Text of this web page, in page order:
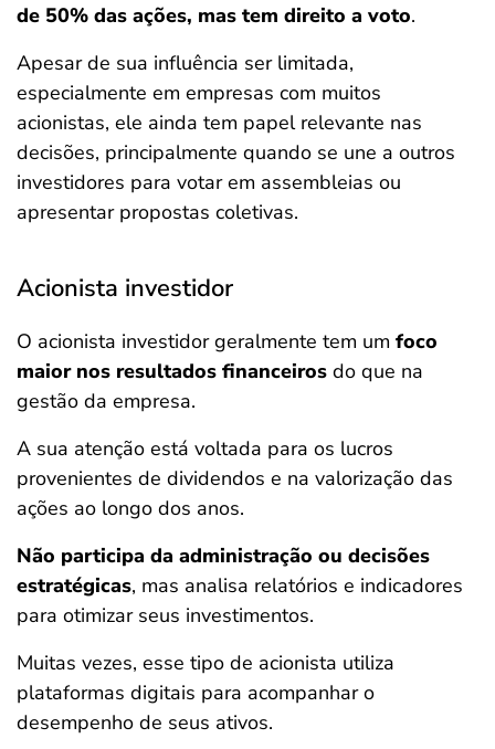
de 50% das ações, mas tem direito a voto.
Apesar de sua influência ser limitada,
especialmente em empresas com muitos
acionistas, ele ainda tem papel relevante nas
decisões, principalmente quando se une a outros
investidores para votar em assembleias ou
apresentar propostas coletivas.
Acionista investidor
O acionista investidor geralmente tem um foco
maior nos resultados financeiros do que na
gestão da empresa.
A sua atenção está voltada para os lucros
provenientes de dividendos e na valorização das
ações ao longo dos anos.
Não participa da administração ou decisões
estratégicas, mas analisa relatórios e indicadores
para otimizar seus investimentos.
Muitas vezes, esse tipo de acionista utiliza
plataformas digitais para acompanhar o
desempenho de seus ativos.